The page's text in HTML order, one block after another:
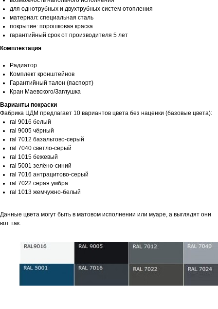
для однотрубных и двухтрубных систем отопления
материал: специальная сталь
покрытие: порошковая краска
гарантийный срок от производителя 5 лет
Комплектация
Радиатор
Комплект кронштейнов
Гарантийный талон (паспорт)
Кран Маевского/Заглушка
Варианты покраски
Фабрика ЦДМ предлагает 10 вариантов цвета без наценки (базовые цвета):
ral 9016 белый
ral 9005 чёрный
ral 7012 базальтово-серый
ral 7040 светло-серый
ral 1015 бежевый
ral 5001 зелёно-синий
ral 7016 антрацитово-серый
ral 7022 серая умбра
ral 1013 жемчужно-белый
Данные цвета могут быть в матовом исполнении или муаре, а выглядят они
вот так: